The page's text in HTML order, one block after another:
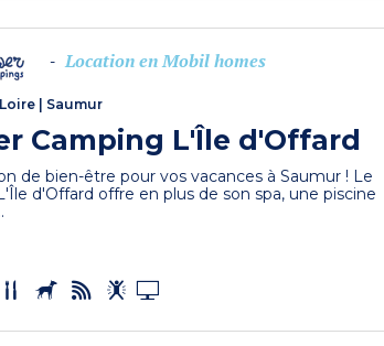
- Location en Mobil homes
Saumur
Camping L'Île d'Offard
de bien-être pour vos vacances à Saumur ! Le
d'Offard offre en plus de son spa, une piscine